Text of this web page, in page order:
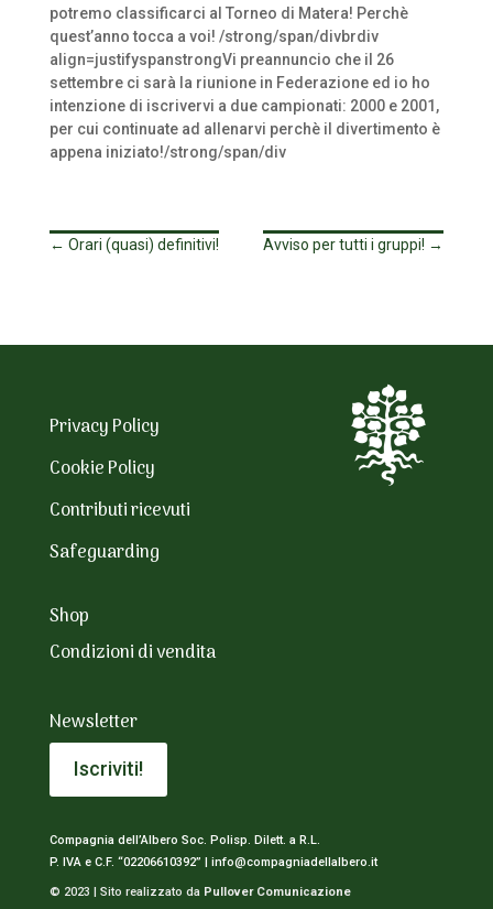
potremo classificarci al Torneo di Matera! Perchè
quest’anno tocca a voi! /strong/span/divbrdiv
align=justifyspanstrongVi preannuncio che il 26
settembre ci sarà la riunione in Federazione ed io ho
intenzione di iscrivervi a due campionati: 2000 e 2001,
per cui continuate ad allenarvi perchè il divertimento è
appena iniziato!/strong/span/div
← Orari (quasi) definitivi! Avviso per tutti i gruppi! →
Privacy Policy
Cookie Policy
Contributi ricevuti
Safeguarding
Shop
Condizioni di vendita
Newsletter
Iscriviti!
Compagnia dell’Albero Soc. Polisp. Dilett. a R.L.
P. IVA e C.F. “02206610392” | info@compagniadellalbero.it
© 2023 | Sito realizzato da Pullover Comunicazione